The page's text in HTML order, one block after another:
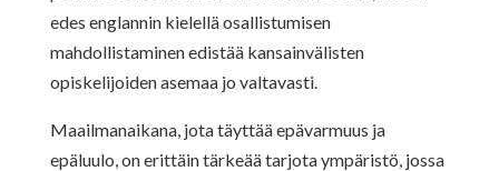
edes englannin kielellä osallistumisen
mahdollistaminen edistää kansainvälisten
opiskelijoiden asemaa jo valtavasti.
Maailmanaikana, jota täyttää epävarmuus ja
epäluulo, on erittäin tärkeää tarjota ympäristö, jossa